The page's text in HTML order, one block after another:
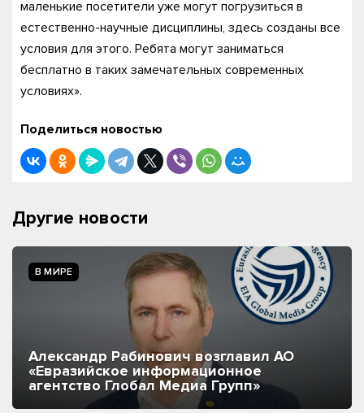
маленькие посетители уже могут погрузиться в
естественно-научные дисциплины, здесь созданы все
условия для этого. Ребята могут заниматься
бесплатно в таких замечательных современных
условиях».
Поделиться новостью
Другие новости
В МИРЕ
Александр Рабинович возглавил АО
«Евразийское информационное
агентство Глобал Медиа Групп»